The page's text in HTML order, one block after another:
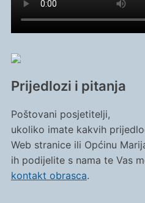
Prijedlozi i pitanja
Poštovani posjetitelji,
ukoliko imate kakvih
Web stranice ili Općinu
ih podijelite s nama te Vas
kontakt obrasca.